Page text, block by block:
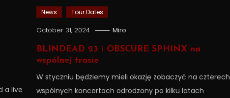
a live
News Tour Dates
October 31, 2024 Miro
BLINDEAD 23 i OBSCURE SPHINX na
wspólnej trasie
W styczniu będziemy mieli okazję zobaczyć na czterech
wspólnych koncertach odrodzony po kilku latach